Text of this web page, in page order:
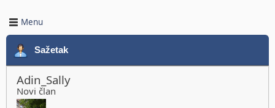
Menu
Sažetak
Adin_Sally
Novi član